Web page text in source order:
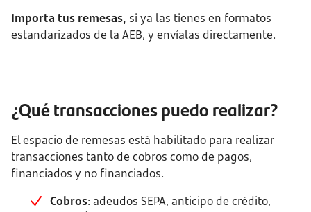
Importa tus remesas, si ya las tienes en formatos
estandarizados de la AEB, y envíalas directamente.
¿Qué transacciones puedo realizar?
El espacio de remesas está habilitado para realizar
transacciones tanto de cobros como de pagos,
financiados y no financiados.
Cobros: adeudos SEPA, anticipo de crédito,